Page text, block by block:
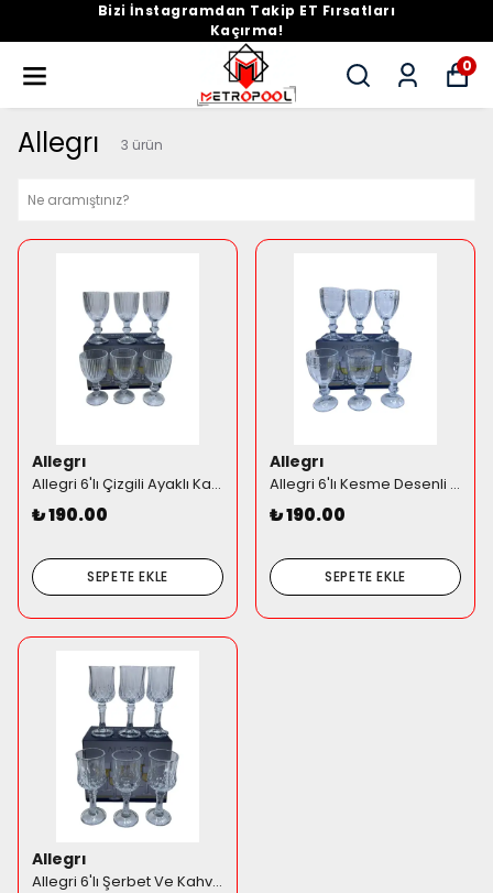
Bizi İnstagramdan Takip ET Fırsatları
Kaçırma!
0
Allegrı 3 ürün
Allegrı
Allegri 6'lı Çizgili Ayaklı Kadeh Seti
₺ 190.00
SEPETE EKLE
Allegrı
Allegri 6'lı Kesme Desenli Ayaklı Kadeh Seti
₺ 190.00
SEPETE EKLE
Allegrı
Allegri 6'lı Şerbet Ve Kahve Yanı Kadehi Seti - Geleneksel Kesme Desenli